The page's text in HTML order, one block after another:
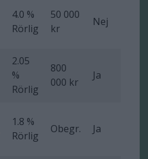
4.0 %
Rörlig
50 000
kr
Nej
2.05
%
Rörlig
800
000 kr
Ja
1.8 %
Rörlig
Obegr. Ja